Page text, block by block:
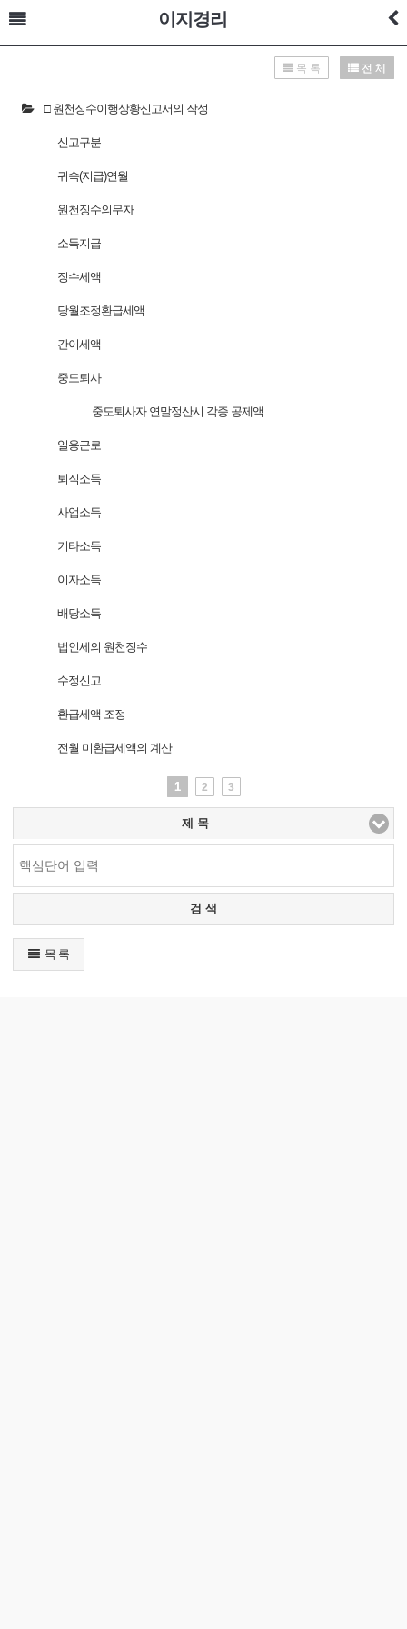
이지경리
목 록 전 체
□ 원천징수이행상황신고서의 작성
신고구분
귀속(지급)연월
원천징수의무자
소득지급
징수세액
당월조정환급세액
간이세액
중도퇴사
중도퇴사자 연말정산시 각종 공제액
일용근로
퇴직소득
사업소득
기타소득
이자소득
배당소득
법인세의 원천징수
수정신고
환급세액 조정
전월 미환급세액의 계산
1 2 3
제 목
검 색
목 록